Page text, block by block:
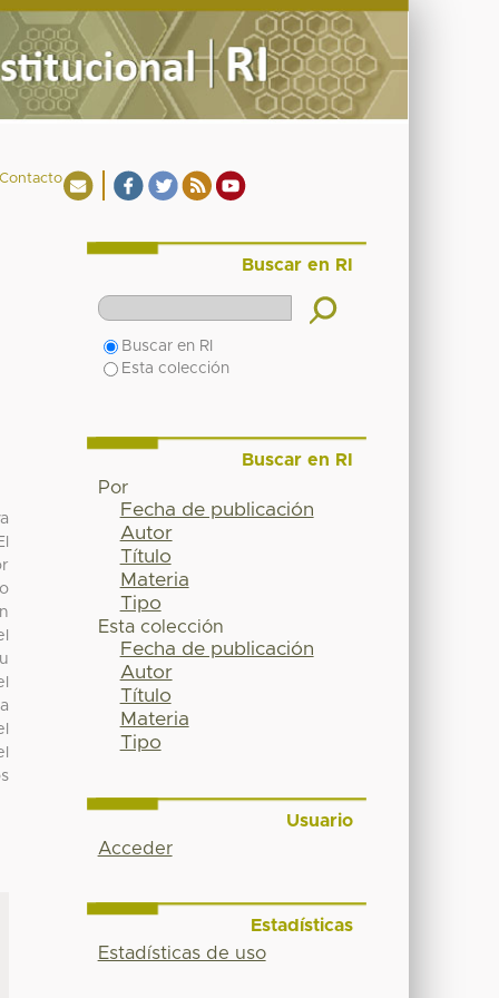
Contacto
Buscar en RI
Buscar en RI
Esta colección
Buscar en RI
Por
Fecha de publicación
Autor
Título
Materia
Tipo
Esta colección
Fecha de publicación
Autor
Título
Materia
Tipo
Usuario
Acceder
Estadísticas
Estadísticas de uso